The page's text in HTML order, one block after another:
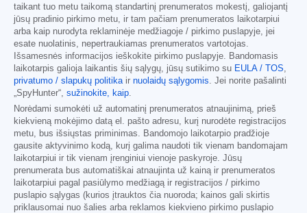
taikant tuo metu taikomą standartinį prenumeratos mokestį, galiojantį
jūsų pradinio pirkimo metu, ir tam pačiam prenumeratos laikotarpiui
arba kaip nurodyta reklaminėje medžiagoje / pirkimo puslapyje, jei
esate nuolatinis, nepertraukiamas prenumeratos vartotojas.
Išsamesnės informacijos ieškokite pirkimo puslapyje. Bandomasis
laikotarpis galioja laikantis šių sąlygų, jūsų sutikimo su EULA / TOS
privatumo / slapukų politika ir nuolaidų sąlygomis . Jei norite pašalinti
„SpyHunter“, sužinokite, kaip
Norėdami sumokėti už automatinį prenumeratos atnaujinimą, prieš
kiekvieną mokėjimo datą el. pašto adresu, kurį nurodėte registracijos
metu, bus išsiųstas priminimas. Bandomojo laikotarpio pradžioje
gausite aktyvinimo kodą, kurį galima naudoti tik vienam bandomajam
laikotarpiui ir tik vienam įrenginiui vienoje paskyroje. Jūsų
prenumerata bus automatiškai atnaujinta už kainą ir prenumeratos
laikotarpiui pagal pasiūlymo medžiagą ir registracijos / pirkimo
puslapio sąlygas (kurios įtrauktos čia nuoroda; kainos gali skirtis
priklausomai nuo šalies arba reklamos kiekvieno pirkimo puslapio